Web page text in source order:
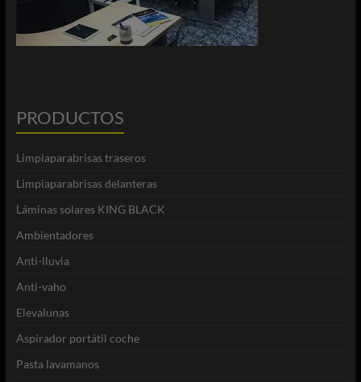
PRODUCTOS
Limpiaparabrisas traseros
Limpiaparabrisas delanteras
Láminas solares KING BLACK
Ambientadores
Anti-lluvia
Anti-vaho
Elevalunas
Aspirador portátil coche
Pasta lavamanos